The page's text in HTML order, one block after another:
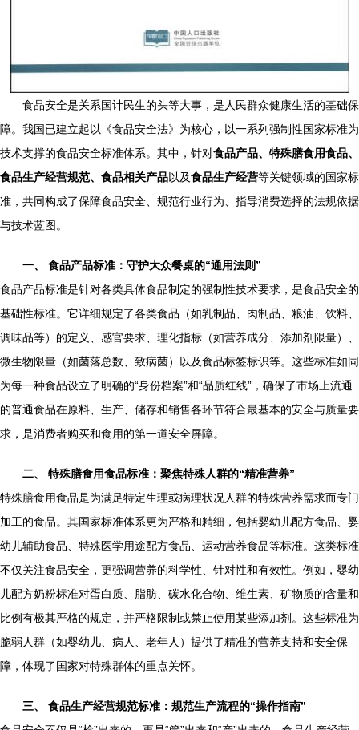
食品安全是关系国计民生的头等大事，是人民群众健康生活的基础保
障。我国已建立起以《食品安全法》为核心，以一系列强制性国家标准为
技术支撑的食品安全标准体系。其中，针对食品产品、特殊膳食用食品、
食品生产经营规范、食品相关产品以及食品生产经营等关键领域的国家标
准，共同构成了保障食品安全、规范行业行为、指导消费选择的法规依据
与技术蓝图。
一、 食品产品标准：守护大众餐桌的“通用法则”
食品产品标准是针对各类具体食品制定的强制性技术要求，是食品安全的
基础性标准。它详细规定了各类食品（如乳制品、肉制品、粮油、饮料、
调味品等）的定义、感官要求、理化指标（如营养成分、添加剂限量）、
微生物限量（如菌落总数、致病菌）以及食品标签标识等。这些标准如同
为每一种食品设立了明确的“身份档案”和“品质红线”，确保了市场上流通
的普通食品在原料、生产、储存和销售各环节符合最基本的安全与质量要
求，是消费者购买和食用的第一道安全屏障。
二、 特殊膳食用食品标准：聚焦特殊人群的“精准营养”
特殊膳食用食品是为满足特定生理或病理状况人群的特殊营养需求而专门
加工的食品。其国家标准体系更为严格和精细，包括婴幼儿配方食品、婴
幼儿辅助食品、特殊医学用途配方食品、运动营养食品等标准。这类标准
不仅关注食品安全，更强调营养的科学性、针对性和有效性。例如，婴幼
儿配方奶粉标准对蛋白质、脂肪、碳水化合物、维生素、矿物质的含量和
比例有极其严格的规定，并严格限制或禁止使用某些添加剂。这些标准为
脆弱人群（如婴幼儿、病人、老年人）提供了精准的营养支持和安全保
障，体现了国家对特殊群体的重点关怀。
三、 食品生产经营规范标准：规范生产流程的“操作指南”